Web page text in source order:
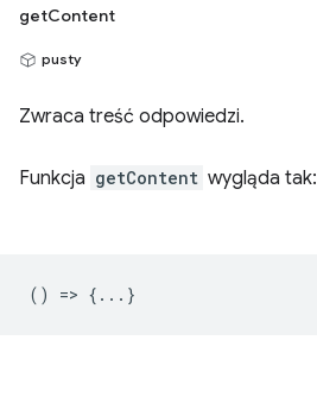
getContent
pusty
Zwraca treść odpowiedzi.
Funkcja getContent wygląda tak:
() => {...}